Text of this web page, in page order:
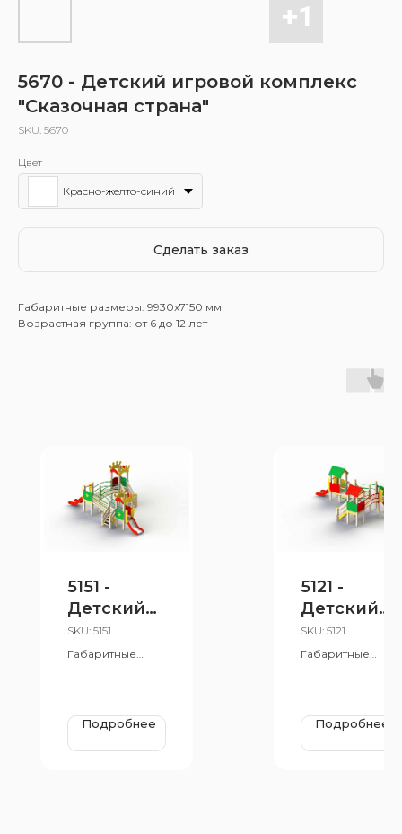
5670 - Детский игровой комплекс
"Сказочная страна"
SKU: 5670
Цвет
Красно-желто-синий
Сделать заказ
Габаритные размеры: 9930x7150 мм
Возрастная группа: от 6 до 12 лет
5151 -
Детский
игровой
комплекс
SKU: 5151
Габаритные
мм, 950 мм
Подробнее
5121 -
Детский
игровой
комплекс
SKU: 5121
Габаритные
мм, 650 мм
Подробнее